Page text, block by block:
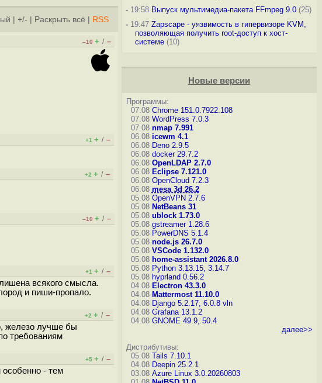
+/- Раскрыть всё RSS
–10 + / –
+1 + / –
+2 + / –
–10 + / –
+1 + / –
всякого смысла.
и пиши-пропало.
+2 + / –
железо лучше бы
требованиям
+5 + / –
- тем
-19:58 Выпуск мультимедиа-пакета FFmpeg 9.0(25)
-19:47 Zapscape - уязвимость в гипервизоре KVM,
позволяющая получить root-доступ к хост-
системе(10)
Новые версии
Программы:
07.08 Chrome 151.0.7922.108
07.08 WordPress 7.0.3
07.08 nmap 7.991
06.08 icewm 4.1
06.08 Deno 2.9.5
06.08 docker 29.7.2
06.08 OpenLDAP 2.7.0
06.08 Eclipse 7.121.0
06.08 OpenCloud 7.2.3
06.08 mesa 3d 26.2
05.08 OpenVPN 2.7.6
05.08 NetBeans 31
05.08 ublock 1.73.0
05.08 gstreamer 1.28.6
05.08 PowerDNS 5.1.4
05.08 node.js 26.7.0
05.08 VSCode 1.132.0
05.08 home-assistant 2026.8.0
05.08 Python 3.13.15, 3.14.7
05.08 hyprland 0.56.2
04.08 Electron 43.3.0
04.08 Mattermost 11.10.0
04.08 Django 5.2.17, 6.0.8 vln
04.08 Grafana 13.1.2
04.08 GNOME 49.9, 50.4
далее>>
Дистрибутивы:
05.08 Tails 7.10.1
04.08 Deepin 25.2.1
03.08 Azure Linux 3.0.20260803